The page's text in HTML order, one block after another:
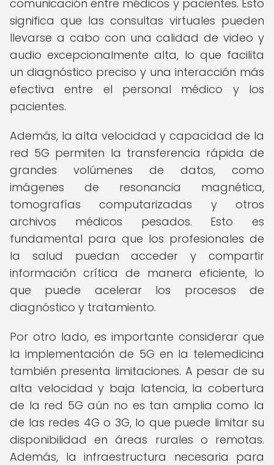
comunicación entre médicos y pacientes. Esto
significa que las consultas virtuales pueden
llevarse a cabo con una calidad de video y
audio excepcionalmente alta, lo que facilita
un diagnóstico preciso y una interacción más
efectiva entre el personal médico y los
pacientes.
Además, la alta velocidad y capacidad de la
red 5G permiten la transferencia rápida de
grandes volúmenes de datos, como
imágenes de resonancia magnética,
tomografías computarizadas y otros
archivos médicos pesados. Esto es
fundamental para que los profesionales de
la salud puedan acceder y compartir
información crítica de manera eficiente, lo
que puede acelerar los procesos de
diagnóstico y tratamiento.
Por otro lado, es importante considerar que
la implementación de 5G en la telemedicina
también presenta limitaciones. A pesar de su
alta velocidad y baja latencia, la cobertura
de la red 5G aún no es tan amplia como la
de las redes 4G o 3G, lo que puede limitar su
disponibilidad en áreas rurales o remotas.
Además, la infraestructura necesaria para